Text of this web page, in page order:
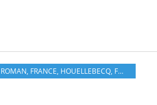
ROMAN, FRANCE, HOUELLEBECQ, FLAMMARION